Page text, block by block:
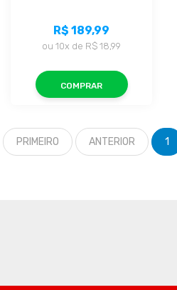
R$ 189,99
ou 10x de R$ 18,99
COMPRAR
PRIMEIRO ANTERIOR 1